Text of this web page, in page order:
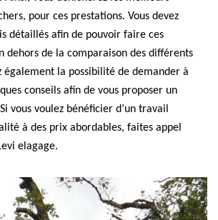
pour ces prestations. Vous devez
détaillés afin de pouvoir faire ces
dehors de la comparaison des différents
également la possibilité de demander à
conseils afin de vous proposer un
vous voulez bénéficier d’un travail
à des prix abordables, faites appel
elagage.